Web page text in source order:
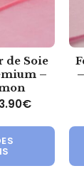
de Soie
–
€Plage de
Ce